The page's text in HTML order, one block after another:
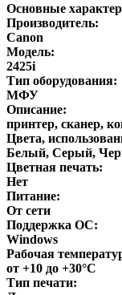
Основные
Производитель:
Canon
Модель:
2425i
Тип оборудования:
МФУ
Описание:
принтер, сканер,
Цвета,
Белый, Серый,
Цветная печать:
Нет
Питание:
От сети
Поддержка ОС:
Windows
Рабочая
от +10 до +30°С
Тип печати: